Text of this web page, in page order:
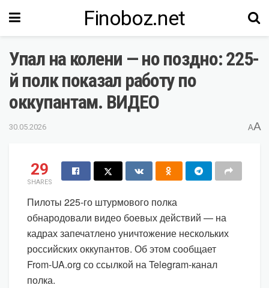
Finoboz.net
Упал на колени — но поздно: 225-
й полк показал работу по
оккупантам. ВИДЕО
30.05.2026 AA
29
SHARES
Пилоты 225-го штурмового полка
обнародовали видео боевых действий — на
кадрах запечатлено уничтожение нескольких
российских оккупантов. Об этом сообщает
From-UA.org со ссылкой на Telegram-канал
полка.